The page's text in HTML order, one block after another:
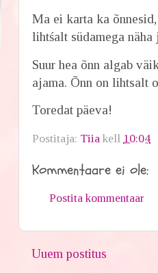
Ma ei karta ka
lihtśalt südamega
Suur hea õnn algab
ajama. Õnn on lihtsalt
Toredat päeva!
Postitaja: Tiia kell 10:04
Kommentaare ei ole:
Postita kommentaar
Uuem postitus